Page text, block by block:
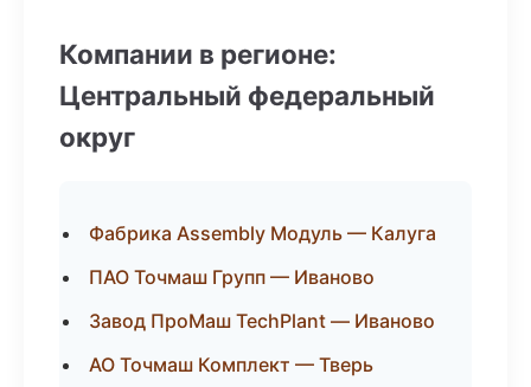
Компании в регионе:
Центральный федеральный
округ
Фабрика Assembly Модуль — Калуга
ПАО Точмаш Групп — Иваново
Завод ПроМаш TechPlant — Иваново
АО Точмаш Комплект — Тверь